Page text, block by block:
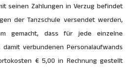
seinen Zahlungen in Verzug befindet
der Tanzschule versendet werden,
gemacht, dass für jede einzelne
verbundenen Personalaufwands
€ 5,00 in Rechnung gestellt